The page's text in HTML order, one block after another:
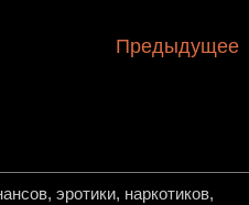
Предыдущее
эротики, наркотиков,